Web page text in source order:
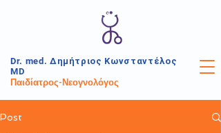
Dr. med. Δημήτριος Κωνσταντέλος
MD
Παιδίατρος-Νεογνολόγος
Post